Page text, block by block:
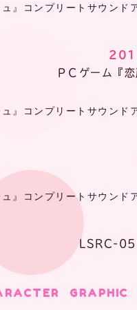
』コンプリートサウンド
ＰＣゲーム『
』コンプリートサウンド
』コンプリートサウンド
LSRC-
GRAPHIC